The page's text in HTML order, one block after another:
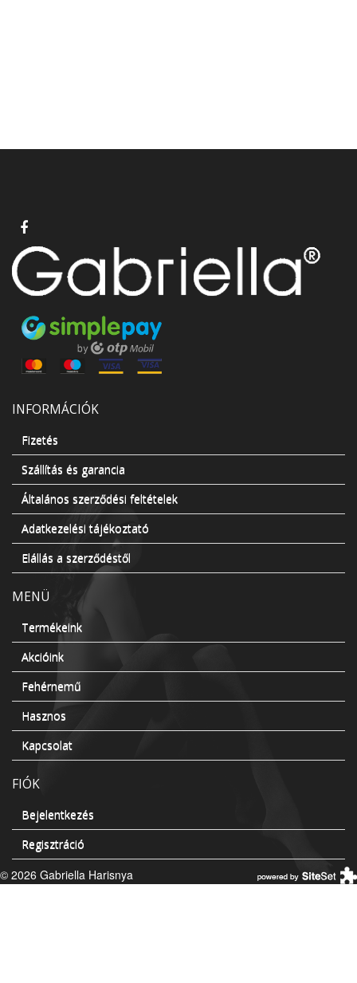
INFORMÁCIÓK
Fizetés
Szállítás és garancia
Általános szerződési feltételek
Adatkezelési tájékoztató
Elállás a szerződéstől
MENÜ
Termékeink
Akcióink
Fehérnemű
Hasznos
Kapcsolat
FIÓK
Bejelentkezés
Regisztráció
© 2026 Gabriella Harisnya